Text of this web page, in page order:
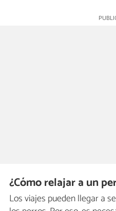
¿Cómo relajar a un
Los viajes pueden llegar a